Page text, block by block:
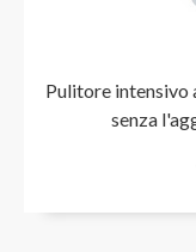
Pulitore intensivo
senza